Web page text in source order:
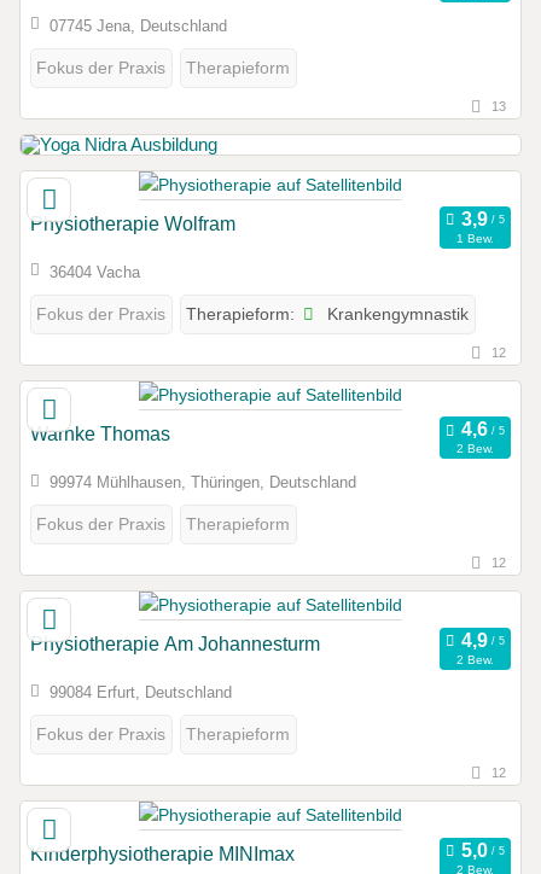
07745 Jena, Deutschland
Fokus der Praxis Therapieform
13
Physiotherapie Wolfram
1 Bew.
36404 Vacha
Fokus der Praxis Therapieform: Krankengymnastik
12
Warnke Thomas
2 Bew.
99974 Mühlhausen, Thüringen, Deutschland
Fokus der Praxis Therapieform
12
Physiotherapie Am Johannesturm
2 Bew.
99084 Erfurt, Deutschland
Fokus der Praxis Therapieform
12
Kinderphysiotherapie MINImax
2 Bew.